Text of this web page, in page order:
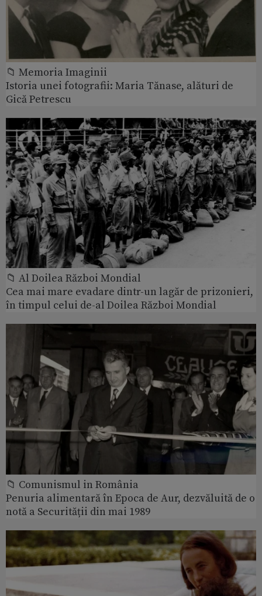
📁 Memoria Imaginii
Istoria unei fotografii: Maria Tănase, alături de
Gică Petrescu
📁 Al Doilea Război Mondial
Cea mai mare evadare dintr-un lagăr de prizonieri,
în timpul celui de-al Doilea Război Mondial
📁 Comunismul in România
Penuria alimentară în Epoca de Aur, dezvăluită de o
notă a Securității din mai 1989